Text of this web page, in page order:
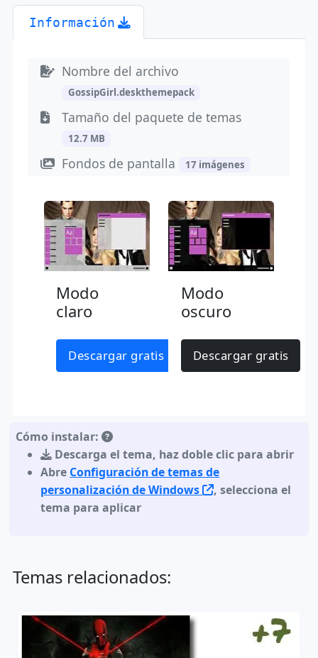
Información
Nombre del archivo
GossipGirl.deskthemepack
Tamaño del paquete de temas
12.7 MB
Fondos de pantalla 17 imágenes
Modo
claro
Descargar gratis
Modo
oscuro
Descargar gratis
Cómo instalar:
Descarga el tema, haz doble clic para abrir
Abre Configuración de temas de
personalización de Windows
, selecciona el
tema para aplicar
Temas relacionados: